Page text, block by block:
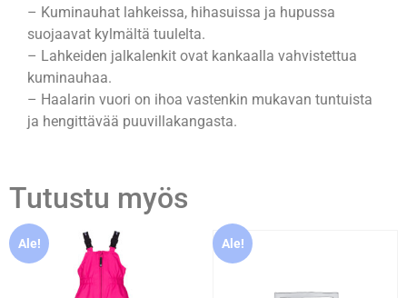
– Kuminauhat lahkeissa, hihasuissa ja hupussa
suojaavat kylmältä tuulelta.
– Lahkeiden jalkalenkit ovat kankaalla vahvistettua
kuminauhaa.
– Haalarin vuori on ihoa vastenkin mukavan tuntuista
ja hengittävää puuvillakangasta.
Tutustu myös
Ale! Ale!